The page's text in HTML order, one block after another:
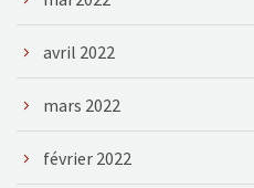
avril 2022
mars 2022
février 2022